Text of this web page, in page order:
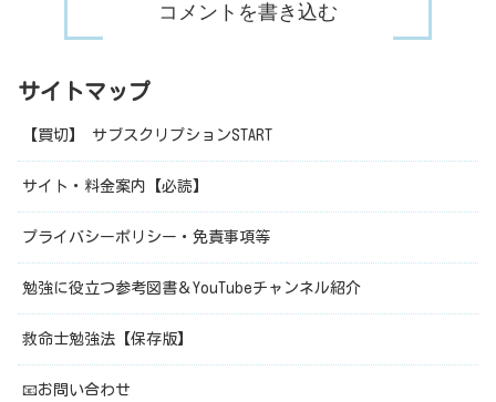
コメントを書き込む
サイトマップ
【買切】 サブスクリプションSTART
サイト・料金案内【必読】
プライバシーポリシー・免責事項等
勉強に役立つ参考図書＆YouTubeチャンネル紹介
救命士勉強法【保存版】
📧お問い合わせ